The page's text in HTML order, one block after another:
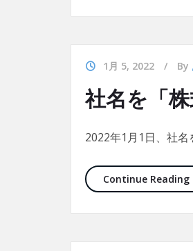
1月 5, 2022 By
社名を「
2022年1月1日、社名
Continue Reading